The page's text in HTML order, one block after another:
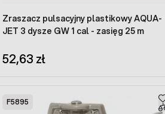
Zraszacz pulsacyjny plastikowy AQUA-
JET 3 dysze GW 1 cal - zasięg 25 m
52,63 zł
F5895